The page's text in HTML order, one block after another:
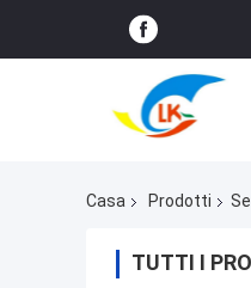
Casa Prodotti
TUTTI I